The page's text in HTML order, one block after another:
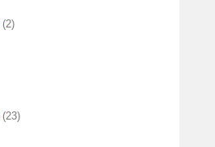
(2)
(23)